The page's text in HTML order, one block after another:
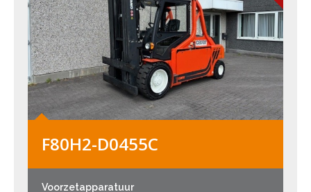
F80H2-D0455C
Voorzetapparatuur